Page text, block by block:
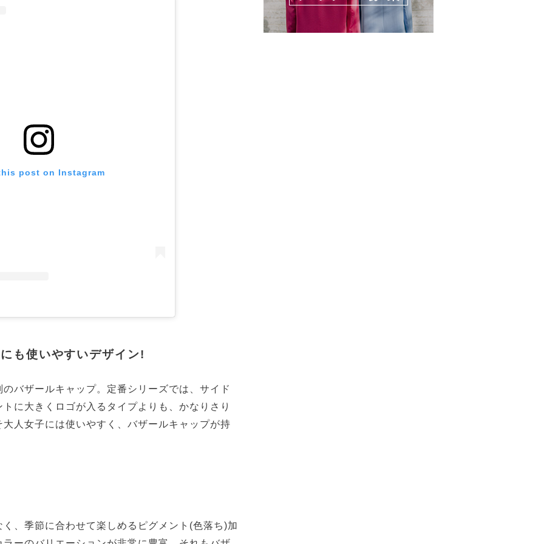
post on Instagram
も使いやすいデザイン!
バザールキャップ。定番シリーズでは、サイド
に大きくロゴが入るタイプよりも、かなりさり
人女子には使いやすく、バザールキャップが持
、季節に合わせて楽しめるピグメント(色落ち)加